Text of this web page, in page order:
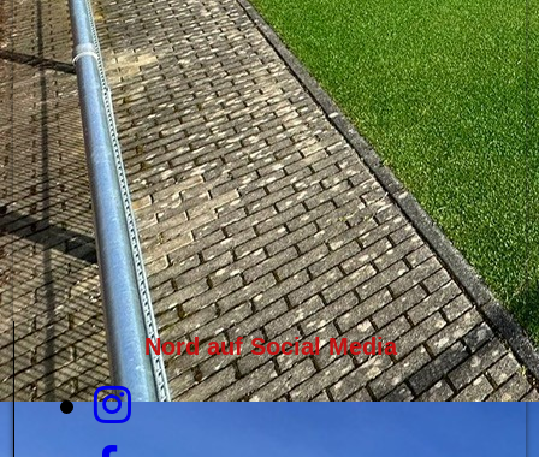
Nord auf Social Media